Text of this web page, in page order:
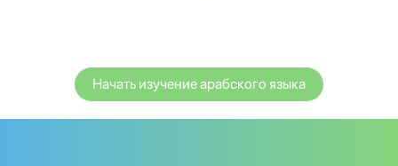
Начать изучение арабского языка